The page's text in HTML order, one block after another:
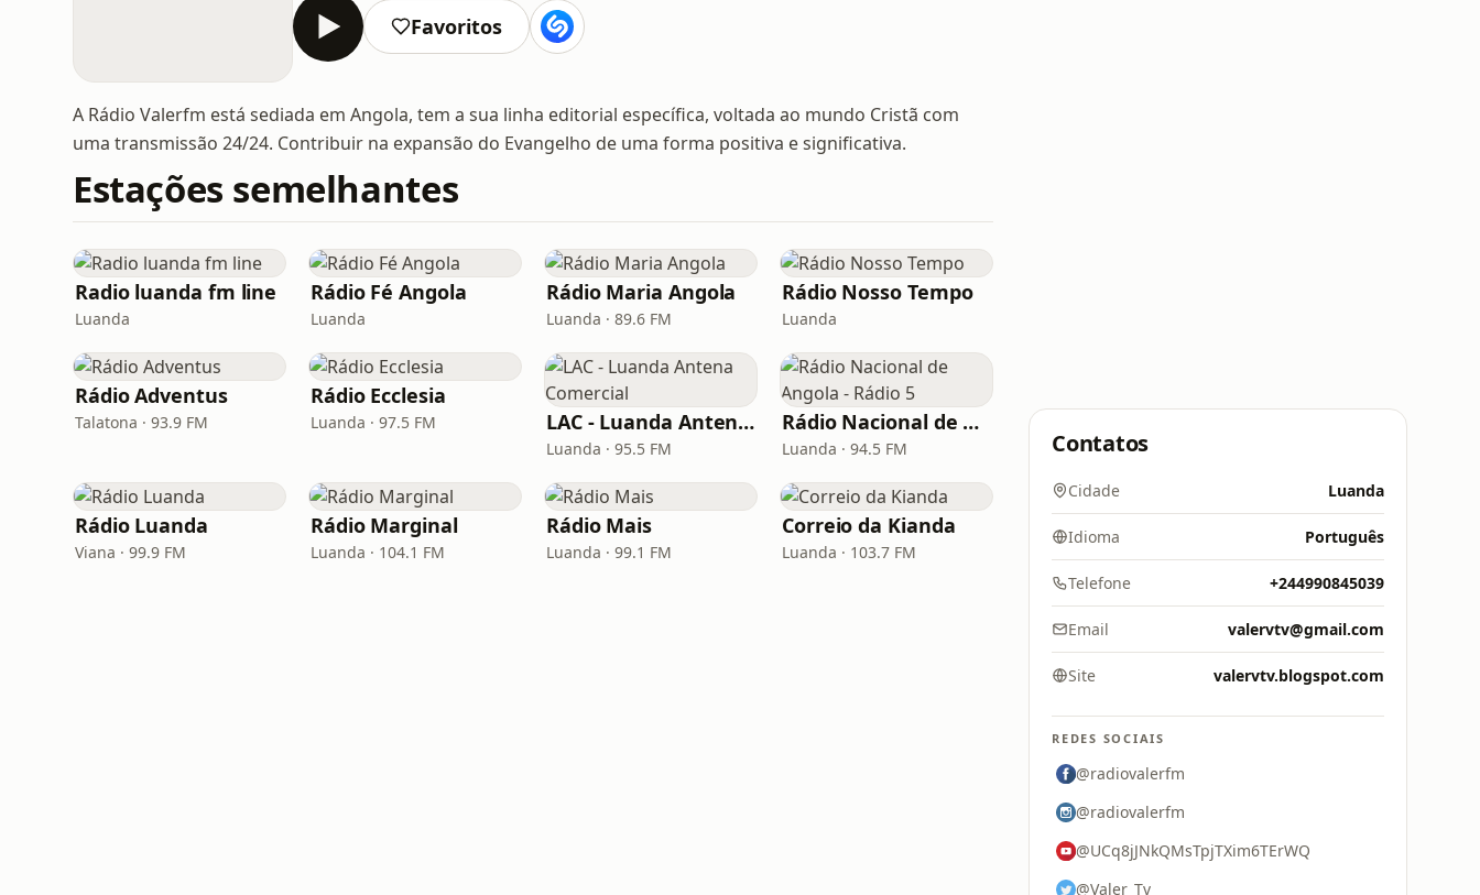
Favoritos
A Rádio Valerfm está sediada em Angola, tem a sua linha editorial específica, voltada ao mundo Cristã com
uma transmissão 24/24. Contribuir na expansão do Evangelho de uma forma positiva e significativa.
Estações semelhantes
Radio luanda fm line
Luanda
Rádio Fé Angola
Luanda
Rádio Maria Angola
Luanda · 89.6 FM
Rádio Nosso Tempo
Luanda
Rádio Adventus
Talatona · 93.9 FM
Rádio Ecclesia
Luanda · 97.5 FM LAC - Luanda Antena Comercial
Luanda · 95.5 FM
Rádio Nacional de Angola - Rádio 5
Luanda · 94.5 FM
Rádio Luanda
Viana · 99.9 FM
Rádio Marginal
Luanda · 104.1 FM
Rádio Mais
Luanda · 99.1 FM
Correio da Kianda
Luanda · 103.7 FM
Contatos
Cidade Luanda
Idioma Português
Telefone +244990845039
Email valervtv@gmail.com
Site valervtv.blogspot.com
REDES SOCIAIS
@radiovalerfm
@radiovalerfm
@UCq8jJNkQMsTpjTXim6TErWQ
@Valer_Tv